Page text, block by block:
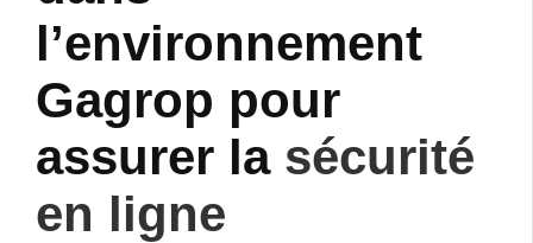
l’environnement
Gagrop pour
assurer la sécurité
en ligne